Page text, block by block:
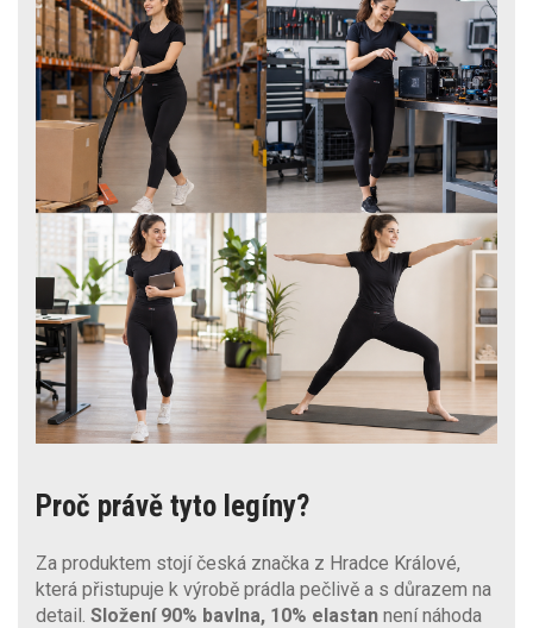
Proč právě tyto legíny?
Za produktem stojí česká značka z Hradce Králové,
která přistupuje k výrobě prádla pečlivě a s důrazem na
detail. Složení 90% bavlna, 10% elastan není náhoda